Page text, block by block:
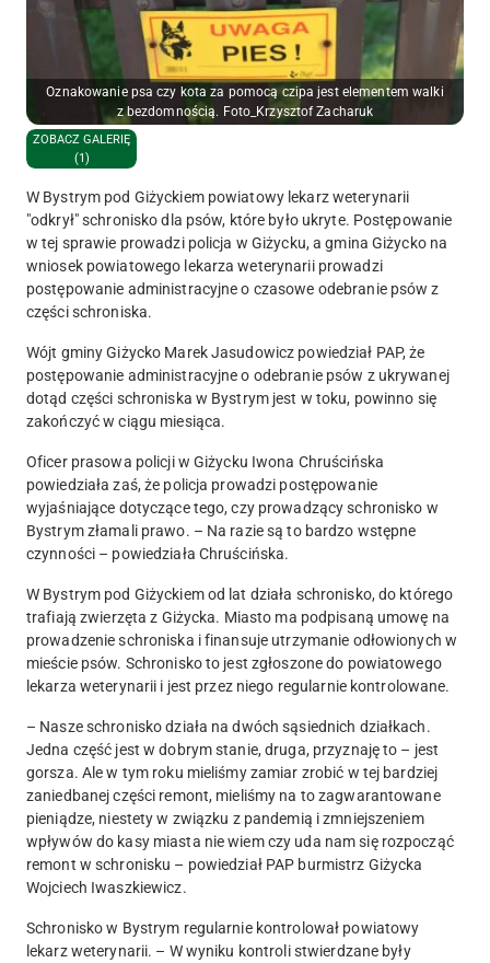
Oznakowanie psa czy kota za pomocą czipa jest elementem walki
z bezdomnością. Foto_Krzysztof Zacharuk
ZOBACZ GALERIĘ
(1)
W Bystrym pod Giżyckiem powiatowy lekarz weterynarii
"odkrył" schronisko dla psów, które było ukryte. Postępowanie
w tej sprawie prowadzi policja w Giżycku, a gmina Giżycko na
wniosek powiatowego lekarza weterynarii prowadzi
postępowanie administracyjne o czasowe odebranie psów z
części schroniska.
Wójt gminy Giżycko Marek Jasudowicz powiedział PAP, że
postępowanie administracyjne o odebranie psów z ukrywanej
dotąd części schroniska w Bystrym jest w toku, powinno się
zakończyć w ciągu miesiąca.
Oficer prasowa policji w Giżycku Iwona Chruścińska
powiedziała zaś, że policja prowadzi postępowanie
wyjaśniające dotyczące tego, czy prowadzący schronisko w
Bystrym złamali prawo. – Na razie są to bardzo wstępne
czynności – powiedziała Chruścińska.
W Bystrym pod Giżyckiem od lat działa schronisko, do którego
trafiają zwierzęta z Giżycka. Miasto ma podpisaną umowę na
prowadzenie schroniska i finansuje utrzymanie odłowionych w
mieście psów. Schronisko to jest zgłoszone do powiatowego
lekarza weterynarii i jest przez niego regularnie kontrolowane.
– Nasze schronisko działa na dwóch sąsiednich działkach.
Jedna część jest w dobrym stanie, druga, przyznaję to – jest
gorsza. Ale w tym roku mieliśmy zamiar zrobić w tej bardziej
zaniedbanej części remont, mieliśmy na to zagwarantowane
pieniądze, niestety w związku z pandemią i zmniejszeniem
wpływów do kasy miasta nie wiem czy uda nam się rozpocząć
remont w schronisku – powiedział PAP burmistrz Giżycka
Wojciech Iwaszkiewicz.
Schronisko w Bystrym regularnie kontrolował powiatowy
lekarz weterynarii. – W wyniku kontroli stwierdzane były